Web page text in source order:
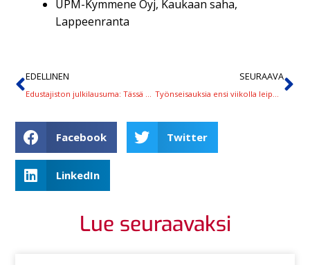
UPM-Kymmene Oyj, Kaukaan saha,
Lappeenranta
EDELLINEN
Edustajiston julkilausuma: Tässä ajassa on kysyntää kahdelle kovalle y:lle, yhtenäisyydelle ja yhteisöllisyydelle
SEURAAVA
Työnseisauksia ensi viikolla leipomoissa ja makeistehtailla
Facebook Twitter
LinkedIn
Lue seuraavaksi